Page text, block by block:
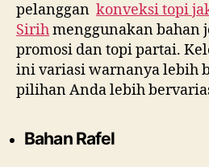
pelanggan konveksi topi
Sirihmenggunakan bahan
promosi dan topi partai.
ini variasi warnanya lebih
pilihan Anda lebih
Bahan Rafel